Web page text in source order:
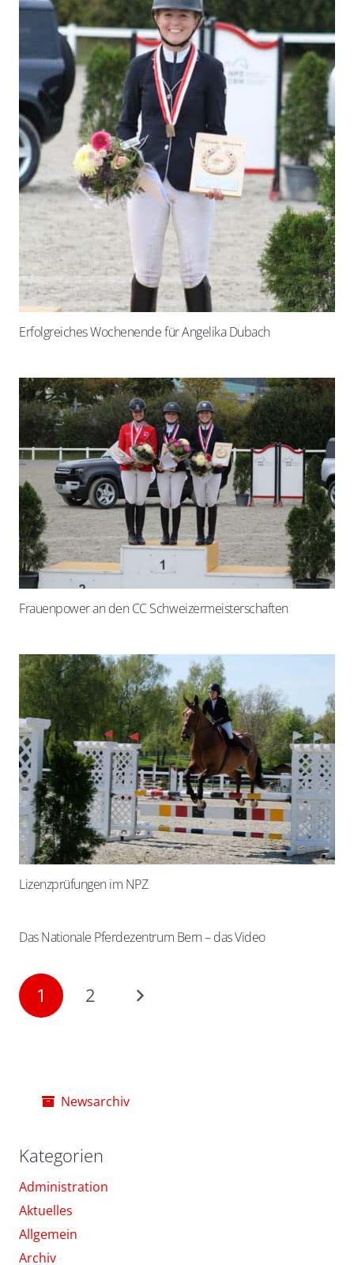
Erfolgreiches Wochenende für Angelika Dubach
Frauenpower an den CC Schweizermeisterschaften
Lizenzprüfungen im NPZ
Das Nationale Pferdezentrum Bern – das Video
1 2
Newsarchiv
Kategorien
Administration
Aktuelles
Allgemein
Archiv